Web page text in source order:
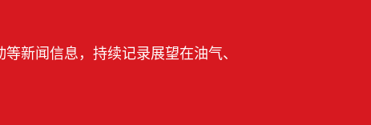
新闻信息，持续记录展望在油气、